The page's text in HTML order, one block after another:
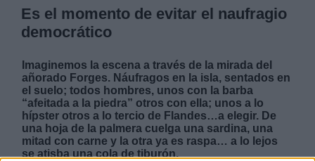
Es el momento de evitar el naufragio
democrático
Imaginemos la escena a través de la mirada del
añorado Forges. Náufragos en la isla, sentados en
el suelo; todos hombres, unos con la barba
“afeitada a la piedra” otros con ella; unos a lo
hípster otros a lo tercio de Flandes…a elegir. De
una hoja de la palmera cuelga una sardina, una
mitad con carne y la otra ya es raspa… a lo lejos
se atisba una cola de tiburón.